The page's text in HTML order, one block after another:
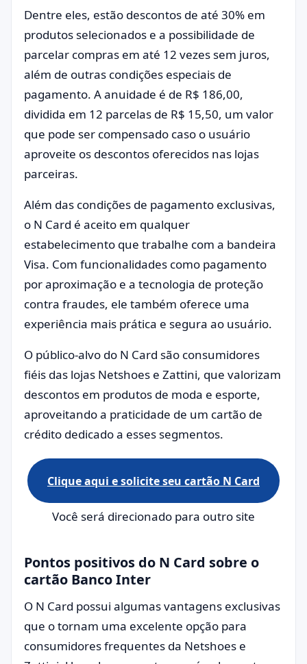
Dentre eles, estão descontos de até 30% em
produtos selecionados e a possibilidade de
parcelar compras em até 12 vezes sem juros,
além de outras condições especiais de
pagamento. A anuidade é de R$ 186,00,
dividida em 12 parcelas de R$ 15,50, um valor
que pode ser compensado caso o usuário
aproveite os descontos oferecidos nas lojas
parceiras.
Além das condições de pagamento exclusivas,
o N Card é aceito em qualquer
estabelecimento que trabalhe com a bandeira
Visa. Com funcionalidades como pagamento
por aproximação e a tecnologia de proteção
contra fraudes, ele também oferece uma
experiência mais prática e segura ao usuário.
O público-alvo do N Card são consumidores
fiéis das lojas Netshoes e Zattini, que valorizam
descontos em produtos de moda e esporte,
aproveitando a praticidade de um cartão de
crédito dedicado a esses segmentos.
Clique aqui e solicite seu cartão N Card
Você será direcionado para outro site
Pontos positivos do N Card sobre o
cartão Banco Inter
O N Card possui algumas vantagens exclusivas
que o tornam uma excelente opção para
consumidores frequentes da Netshoes e